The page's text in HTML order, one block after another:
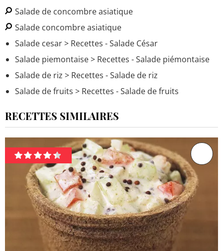
Salade de concombre asiatique
Salade concombre asiatique
Salade cesar> Recettes - Salade César
Salade piemontaise> Recettes - Salade piémontaise
Salade de riz > Recettes - Salade de riz
Salade de fruits > Recettes - Salade de fruits
RECETTES SIMILAIRES